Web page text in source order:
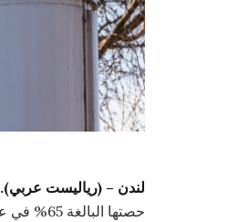
لندن – (رياليست عربي).
حصتها البالغة 65% في علامة زيوت التشحيم «كاسترول» إلى شركة الاستثمار الأميركية